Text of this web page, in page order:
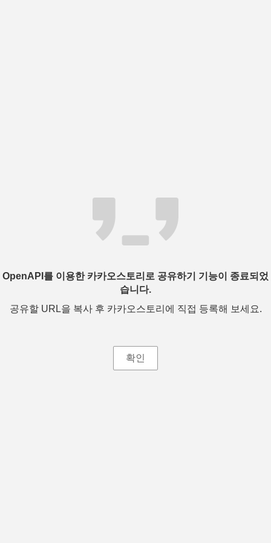
OpenAPI를 이용한 카카오스토리로 공유하기 기능이 종료되었
습니다.
공유할 URL을 복사 후 카카오스토리에 직접 등록해 보세요.
확인